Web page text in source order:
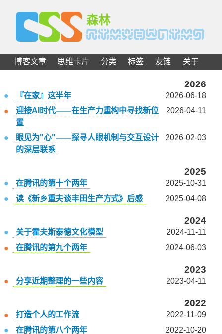
C S S 森林
博客文章 思维卡片 分类 标签 友链 关于
2026
『在家』这半年
2026-06-18
迎接AI时代——在生产力重构中寻找新位
置
2026-04-11
眼见为"心"——探寻人眼机制与交互设计
的深层联系
2026-02-03
2025
在腾讯的第十个两年
2025-10-31
读《新乡重夫谈丰田生产方式》后感
2025-04-08
2024
关于霍夫斯泰德文化模型
2024-11-11
在腾讯的第九个两年
2024-06-03
2023
分享近期整理的一些内容 2023-04-11
2022
打造个人的工作流
2022-11-09
在腾讯的第八个两年
2022-10-20